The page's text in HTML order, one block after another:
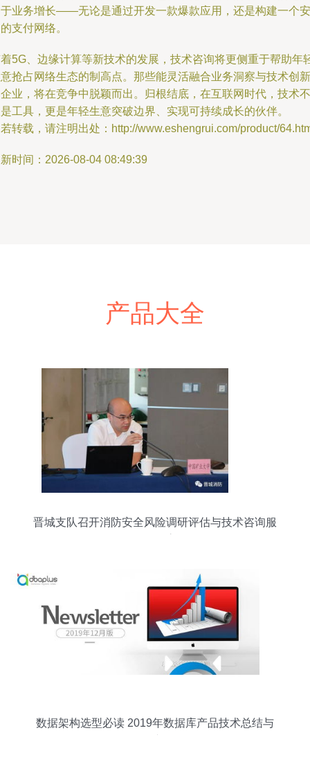
业务增长——无论是通过开发一款爆款应用，还是构建一个安
支付网络。
5G、边缘计算等新技术的发展，技术咨询将更侧重于帮助年
抢占网络生态的制高点。那些能灵活融合业务洞察与技术创新
业，将在竞争中脱颖而出。归根结底，在互联网时代，技术不
工具，更是年轻生意突破边界、实现可持续成长的伙伴。
转载，请注明出处：http://www.eshengrui.com/product/
时间：2026-08-04 08:49:39
产品大全
晋城支队召开消防安全风险调研评估与技术咨询服
数据架构选型必读 2019年数据库产品技术总结与